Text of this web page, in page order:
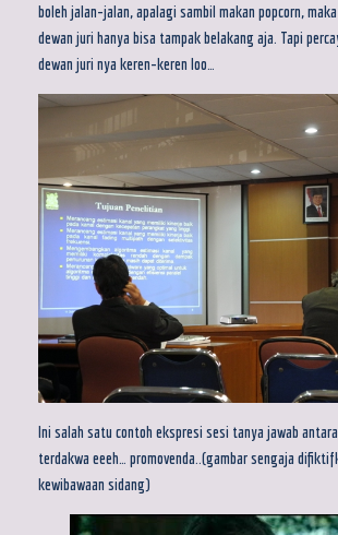
boleh jalan-jalan, apalagi sambil makan popcorn,
dewan juri hanya bisa tampak belakang aja. Tapi
dewan juri nya keren-keren loo…
Ini salah satu contoh ekspresi sesi tanya jawab
terdakwa eeeh… promovenda..(gambar sengaja
kewibawaan sidang)